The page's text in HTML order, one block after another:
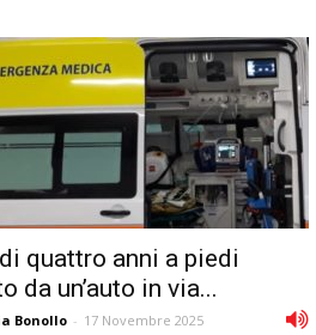
quattro anni a piedi
da un’auto in via...
Bonollo - 17 Novembre 2025